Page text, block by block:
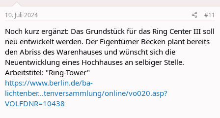
10. Juli 2024 #11
Noch kurz ergänzt: Das Grundstück für das Ring Center III soll
neu entwickelt werden. Der Eigentümer Becken plant bereits
den Abriss des Warenhauses und wünscht sich die
Neuentwicklung eines Hochhauses an selbiger Stelle.
Arbeitstitel: "Ring-Tower"
https://www.berlin.de/ba-
lichtenber...tenversammlung/online/vo020.asp?
VOLFDNR=10438